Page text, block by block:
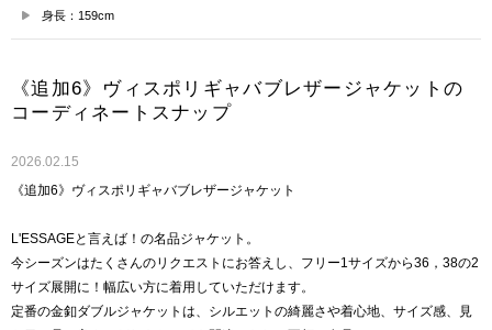
身長：159cm
《追加6》ヴィスポリギャバブレザージャケットの
コーディネートスナップ
2026.02.15
《追加6》ヴィスポリギャバブレザージャケット
L'ESSAGEと言えば！の名品ジャケット。
今シーズンはたくさんのリクエストにお答えし、フリー1サイズから36，38の2
サイズ展開に！幅広い方に着用していただけます。
定番の金釦ダブルジャケットは、シルエットの綺麗さや着心地、サイズ感、見